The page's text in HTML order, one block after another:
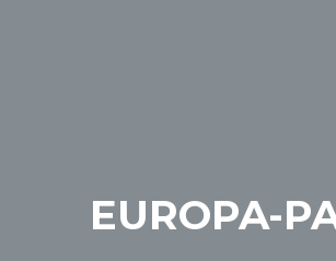
EUROPA-